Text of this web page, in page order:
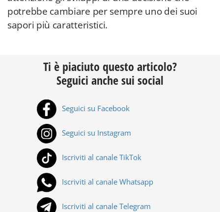
potrebbe cambiare per sempre uno dei suoi
sapori più caratteristici.
Ti è piaciuto questo articolo?
Seguici anche sui social
Seguici su Facebook
Seguici su Instagram
Iscriviti al canale TikTok
Iscriviti al canale Whatsapp
Iscriviti al canale Telegram